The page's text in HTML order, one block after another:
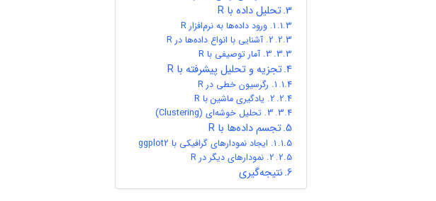
تحلیل داده با R
1. ورود داده‌ها به نرم‌افزار R
2. آشنایی با انواع داده‌ها در R
3. آمار توصیفی با R
تجزیه و تحلیل پیشرفته با R
1. رگرسیون خطی در R
2. یادگیری ماشین با R
3. تحلیل خوشه‌ای (Clustering)
تجسم داده‌ها با R
1. ایجاد نمودارهای گرافیکی با ggplot2
2. نمودارهای دیگر در R
نتیجه‌گیری